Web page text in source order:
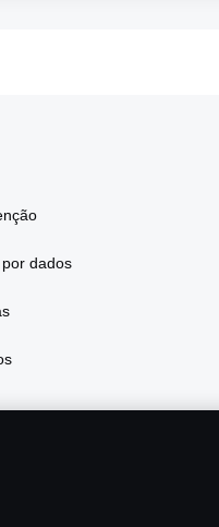
dados